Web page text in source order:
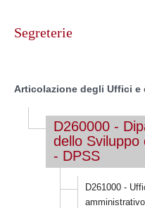
contentSegreterie
Articolazione degli Uffici e
D260000 -
dello Sviluppo
- DPSS
D261000 -